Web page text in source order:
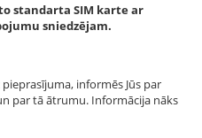
standarta SIM karte ar
sniedzējam.
informēs Jūs par
par tā ātrumu. Informācija nāks